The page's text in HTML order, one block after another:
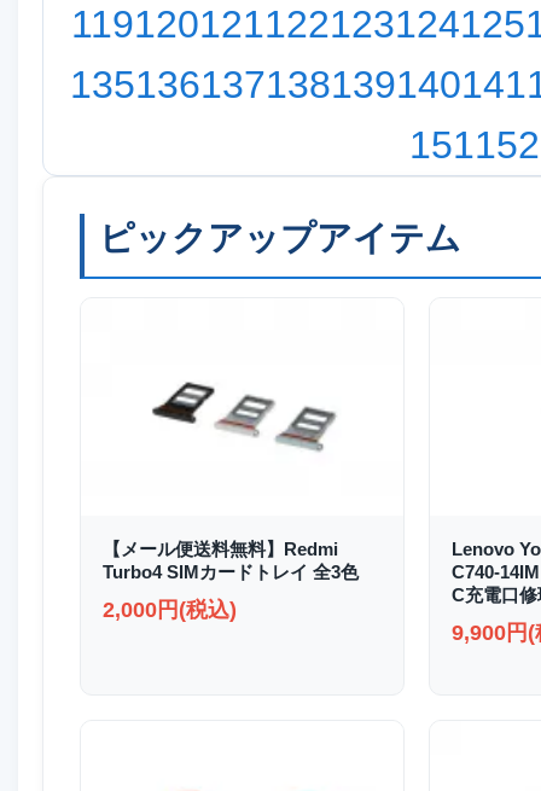
119120121122123124125
135136137138139140141
151152
ピックアップアイテム
【メール便送料無料】Redmi
Turbo4 SIMカードトレイ 全3色
2,000円(税込)
Lenovo
C740-
C充電口
9,900円(